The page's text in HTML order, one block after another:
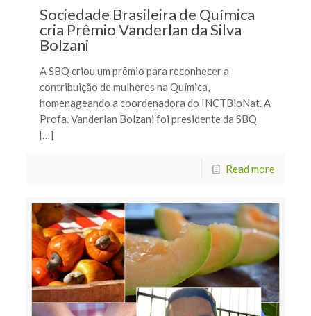
Sociedade Brasileira de Química
cria Prêmio Vanderlan da Silva
Bolzani
A SBQ criou um prêmio para reconhecer a
contribuição de mulheres na Química,
homenageando a coordenadora do INCTBioNat. A
Profa. Vanderlan Bolzani foi presidente da SBQ
[…]
Read more